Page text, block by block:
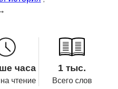
часа
чтение
1 тыс.
Всего слов